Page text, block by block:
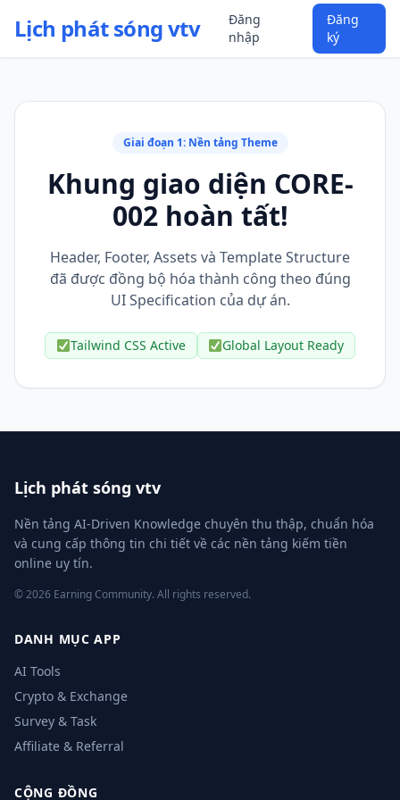
Lịch phát sóng vtv
Đăng
nhập
Đăng
ký
Giai đoạn 1: Nền tảng Theme
Khung giao diện CORE-
002 hoàn tất!
Header, Footer, Assets và Template Structure
đã được đồng bộ hóa thành công theo đúng
UI Specification của dự án.
Tailwind CSS Active Global Layout Ready
Lịch phát sóng vtv
Nền tảng AI-Driven Knowledge chuyên thu thập, chuẩn hóa
và cung cấp thông tin chi tiết về các nền tảng kiếm tiền
online uy tín.
© 2026 Earning Community. All rights reserved.
DANH MỤC APP
AI Tools
Crypto & Exchange
Survey & Task
Affiliate & Referral
CỘNG ĐỒNG